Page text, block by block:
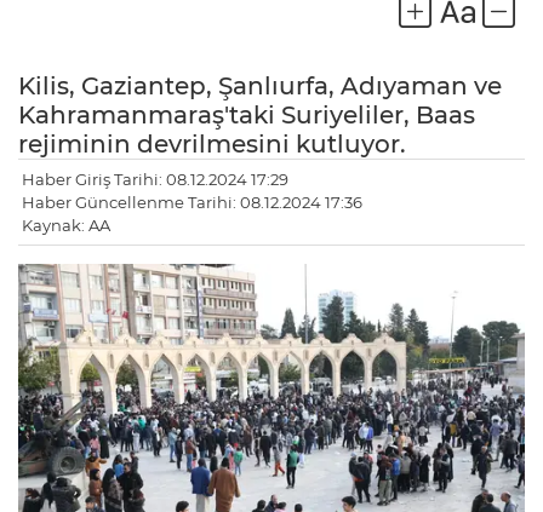
Kilis, Gaziantep, Şanlıurfa, Adıyaman ve
Kahramanmaraş'taki Suriyeliler, Baas
rejiminin devrilmesini kutluyor.
Haber Giriş Tarihi: 08.12.2024 17:29
Haber Güncellenme Tarihi: 08.12.2024 17:36
Kaynak: AA